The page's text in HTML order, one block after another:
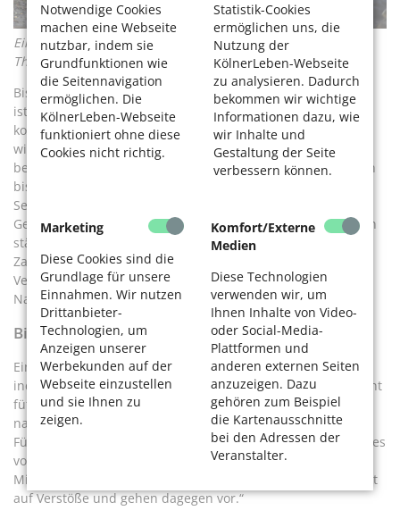
Notwendige Cookies
machen eine Webseite
nutzbar, indem sie
Grundfunktionen wie
die Seitennavigation
ermöglichen. Die
KölnerLeben-Webseite
funktioniert ohne diese
Cookies nicht richtig.
Statistik-Cookies
ermöglichen uns, die
Nutzung der
KölnerLeben-Webseite
zu analysieren. Dadurch
bekommen wir wichtige
Informationen dazu, wie
wir Inhalte und
Gestaltung der Seite
verbessern können.
Marketing
Diese Cookies sind die
Grundlage für unsere
Einnahmen. Wir nutzen
Drittanbieter-
Technologien, um
Anzeigen unserer
Werbekunden auf der
Webseite einzustellen
und sie Ihnen zu
zeigen.
Komfort/Externe
Medien
Diese Technologien
verwenden wir, um
Ihnen Inhalte von Video-
oder Social-Media-
Plattformen und
anderen externen Seiten
anzuzeigen. Dazu
gehören zum Beispiel
die Kartenausschnitte
bei den Adressen der
Veranstalter.
Ein Familienverband von Nilgänsen – schon putzig. Foto:
Thomas Banneyer
Bis das Absammeln der Eier den gewünschten Effekt bringt,
ist Geduld notwendig. „Es ist nur dann wirksam, wenn es
konsequent über einen längeren Zeitraum durchgeführt
wird“, sagt er. Dass dies aber ein mühsames Geschäft ist,
bestätigt die Erfahrung der Stadt Düsseldorf. Dort hatte sich
bis 2017 der Bestand der Kanadagänse etwa verdreifacht.
Seit über fünf Jahren betreibt Düsseldorf das
Gelegemanagement. Allein im vergangenen Jahr entnahmen
städtische Mitarbeitende rund 800 Eier. Das Resultat: Die
Zahl der Jungvögel bei den Kanadagänsen hat sich im
Vergleich zum Jahr 2017 fast halbiert, aktuell werden 90
Nachwuchsgänse gezählt.
Bitte nicht füttern!
Einen Beitrag zum Problem leistet aber auch der Mensch,
indem manche die Gänse füttern. Denn das „Bitte, bitte nicht
füttern!“ lockt immer mehr Gänse an. „Die wichtigste und
nachhaltigste Maßnahme liegt im konsequenten
Fütterungsverbot“, betont Kaune. Er bedauert: „Leider wird es
von der Bevölkerung nicht genügend eingehalten.“
Mitarbeitende des Ordnungsamtes achten deshalb verstärkt
auf Verstöße und gehen dagegen vor.“